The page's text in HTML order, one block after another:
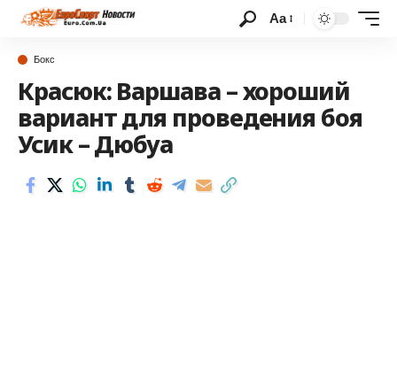
Аа
Бокс
Красюк: Варшава – хороший
вариант для проведения боя
Усик – Дюбуа